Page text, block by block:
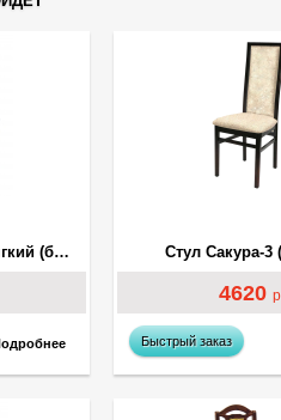
Стул Сакура-1 полумягкий (береза)
4620
Стул Сакура-3
Быстрый заказ